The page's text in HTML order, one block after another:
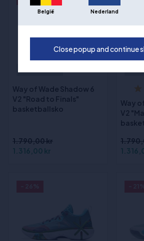
Way of Wade Shadow 6
V2 "Road to Finals"
basketballsko
1.790,00 kr
1.316,00 kr
Way
V2
België Nederland
Close popup and continue